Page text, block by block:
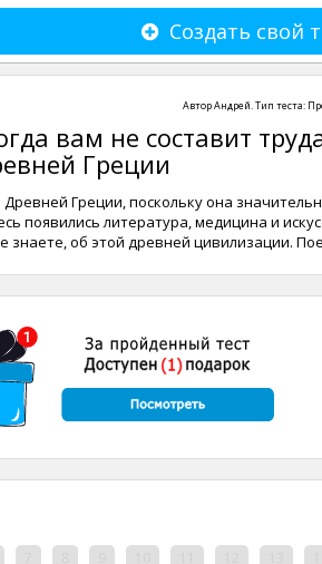
Создать свой
АвторАндрей. Тип теста:
вам не составит
Греции
Греции, поскольку она
появились литература, медицина и
знаете, об этой древней цивилизации.